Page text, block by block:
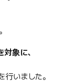
象に、
いました。